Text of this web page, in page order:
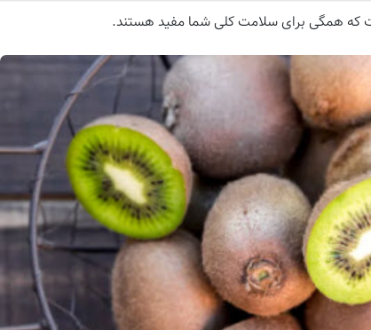
است که همگی برای سلامت کلی شما مفید هستند.